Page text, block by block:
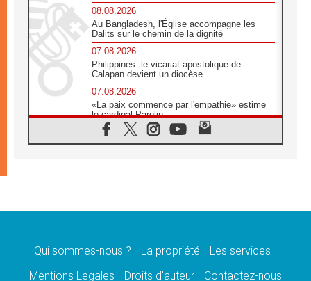
08.08.2026
Au Bangladesh, l'Église accompagne les
Dalits sur le chemin de la dignité
07.08.2026
Philippines: le vicariat apostolique de
Calapan devient un diocèse
07.08.2026
«La paix commence par l'empathie» estime
le cardinal Parolin
07.08.2026
En Colombie, «la paix ne s'achète pas avec
07.08.2026
07.08.2026
en France
Qui sommes-nous ? La propriété
Les services
Mentions Legales
Droits d’auteur Contactez-nous